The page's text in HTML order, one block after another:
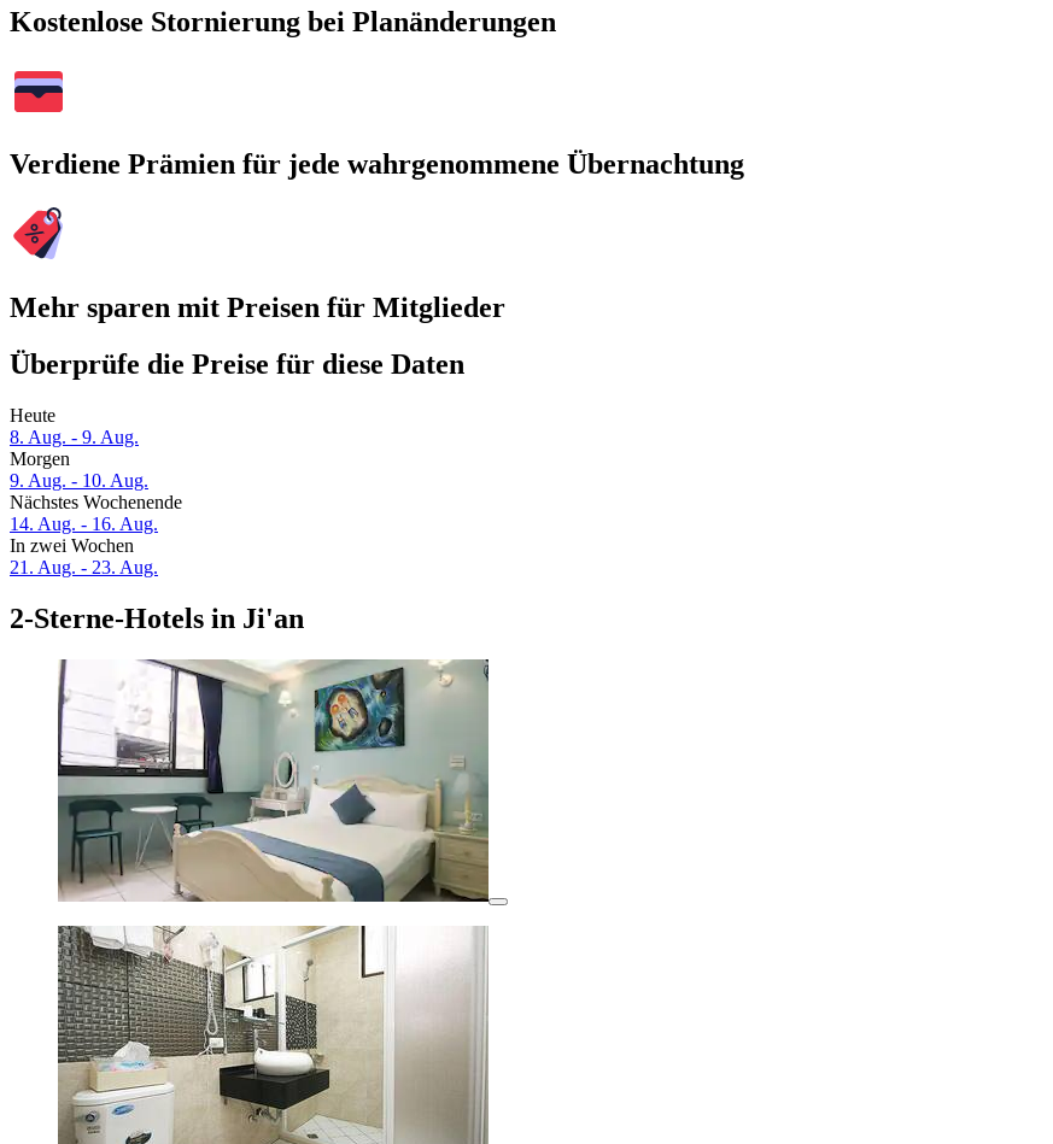
Kostenlose Stornierung bei Planänderungen
Verdiene Prämien für jede wahrgenommene Übernachtung
Mehr sparen mit Preisen für Mitglieder
Überprüfe die Preise für diese Daten
Heute
8. Aug. - 9. Aug.
Morgen
9. Aug. - 10. Aug.
Nächstes Wochenende
14. Aug. - 16. Aug.
In zwei Wochen
21. Aug. - 23. Aug.
2-Sterne-Hotels in Ji'an